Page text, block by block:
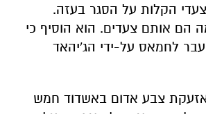
הקלות על הסגר בעזה.
הם אותם צעדים. הוא הוסיף כי
לחמאס על-ידי הג'יהאד
צבע אדום באשדוד חמש